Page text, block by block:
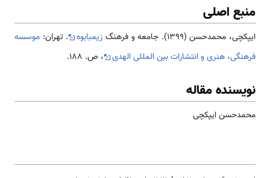
منبع اصلی
ایپکچی، محمدحسن (1399). جامعه و فرهنگ زیمبابوه . تهران: موسسه
فرهنگی، هنری و انتشارات بین المللی الهدی
، ص. 188.
نویسنده مقاله
محمدحسن ایپکچی